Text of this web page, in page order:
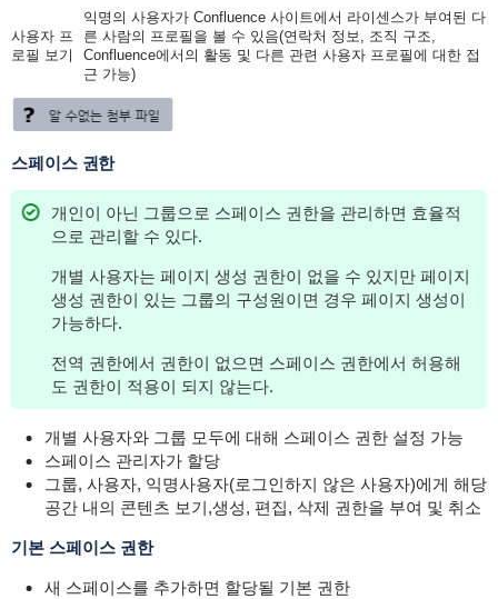
사용자 프
로필 보기
익명의 사용자가 Confluence 사이트에서 라이센스가 부여된 다
른 사람의 프로필을 볼 수 있음(연락처 정보, 조직 구조,
Confluence에서의 활동 및 다른 관련 사용자 프로필에 대한 접
근 가능)
스페이스 권한
개인이 아닌 그룹으로 스페이스 권한을 관리하면 효율적
으로 관리할 수 있다.
개별 사용자는 페이지 생성 권한이 없을 수 있지만 페이지
생성 권한이 있는 그룹의 구성원이면 경우 페이지 생성이
가능하다.
전역 권한에서 권한이 없으면 스페이스 권한에서 허용해
도 권한이 적용이 되지 않는다.
개별 사용자와 그룹 모두에 대해 스페이스 권한 설정 가능
스페이스 관리자가 할당
그룹, 사용자, 익명사용자(로그인하지 않은 사용자)에게 해당
공간 내의 콘텐츠 보기,생성, 편집, 삭제 권한을 부여 및 취소
기본 스페이스 권한
새 스페이스를 추가하면 할당될 기본 권한